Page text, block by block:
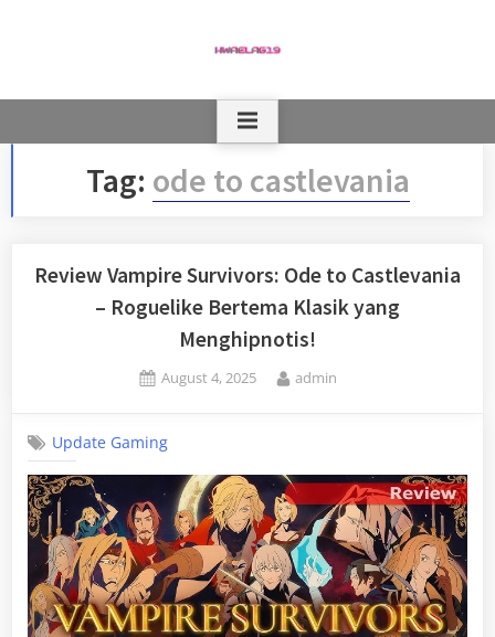
Tag: ode to castlevania
Review Vampire Survivors: Ode to Castlevania
– Roguelike Bertema Klasik yang
Menghipnotis!
Posted
August 4, 2025 By
admin
Update Gaming